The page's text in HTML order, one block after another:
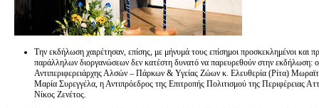
Την εκδήλωση χαιρέτησαν, επίσης, με μήνυμά τους επίσημοι προσκεκλημένοι
παράλληλων διοργανώσεων δεν κατέστη δυνατό να παρευρεθούν στην
Αντιπεριφερειάρχης Αλσών – Πάρκων & Υγείας Ζώων κ. Ελευθερία (Ρίτα)
Μαρία Συρεγγέλα, η Αντιπρόεδρος της Επιτροπής Πολιτισμού της Περιφέρειας
Νίκος Ζενέτος.